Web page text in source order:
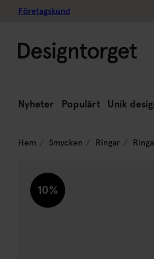
Företagskund
Nyheter Populärt Unik
Hem Smycken Ringar
10%